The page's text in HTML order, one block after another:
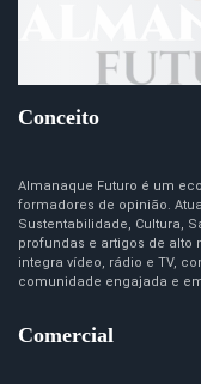
Conceito
Almanaque Futuro é um
formadores de opinião.
Sustentabilidade, Cultura,
profundas e artigos de alto
integra vídeo, rádio e TV,
comunidade engajada e
Comercial